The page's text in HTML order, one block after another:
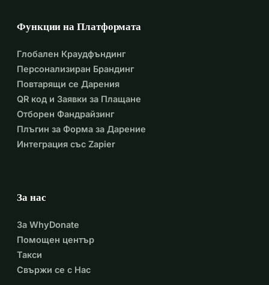
Функции на Платформата
Глобален Краудфъндинг
Персонализиран Брандинг
Повтарящи се Дарения
QR код и Заявки за Плащане
Отборен Фандрайзинг
Плъгин за Форма за Дарение
Интеграция със Zapier
За нас
За WhyDonate
Помощен център
Такси
Свържи се с Нас